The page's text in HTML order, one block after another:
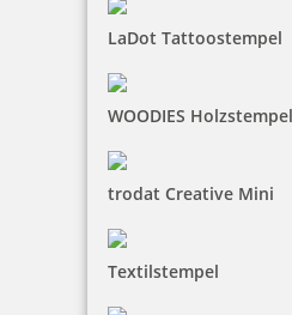
LaDot Tattoostempel
WOODIES Holzstempel
trodat Creative Mini
Textilstempel